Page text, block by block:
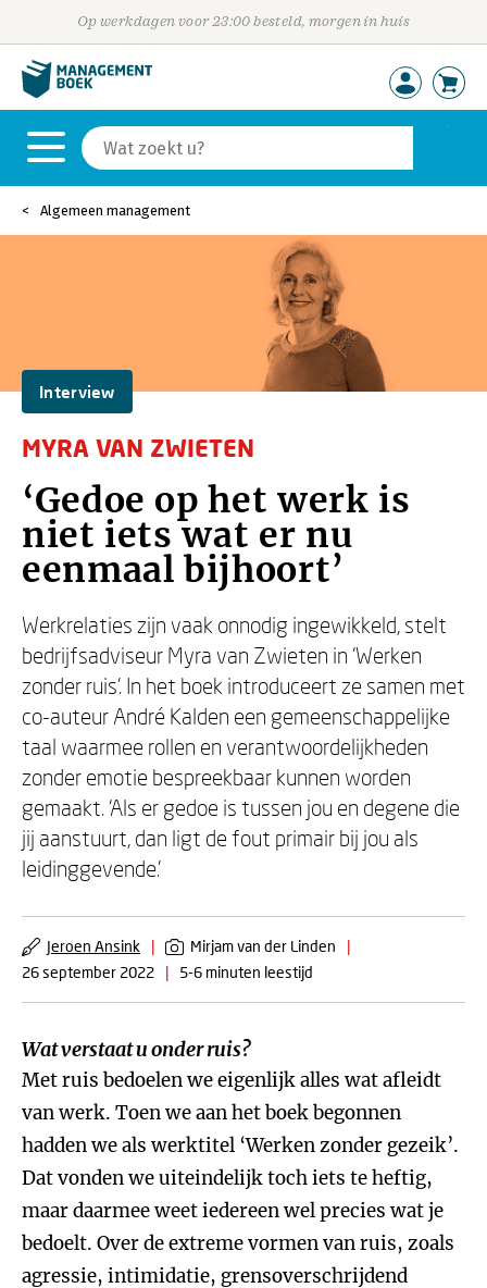
Op werkdagen voor 23:00 besteld, morgen in huis
Algemeen management
Interview
MYRA VAN ZWIETEN
‘Gedoe op het werk is
niet iets wat er nu
eenmaal bijhoort’
Werkrelaties zijn vaak onnodig ingewikkeld, stelt
bedrijfsadviseur Myra van Zwieten in ‘Werken
zonder ruis’. In het boek introduceert ze samen met
co-auteur André Kalden een gemeenschappelijke
taal waarmee rollen en verantwoordelijkheden
zonder emotie bespreekbaar kunnen worden
gemaakt. ‘Als er gedoe is tussen jou en degene die
jij aanstuurt, dan ligt de fout primair bij jou als
leidinggevende.’
Jeroen Ansink | Mirjam van der Linden
|
26 september 2022
| 5-6 minuten leestijd
Wat verstaat u onder ruis?
Met ruis bedoelen we eigenlijk alles wat afleidt
van werk. Toen we aan het boek begonnen
hadden we als werktitel ‘Werken zonder gezeik’.
Dat vonden we uiteindelijk toch iets te heftig,
maar daarmee weet iedereen wel precies wat je
bedoelt. Over de extreme vormen van ruis, zoals
agressie, intimidatie, grensoverschrijdend